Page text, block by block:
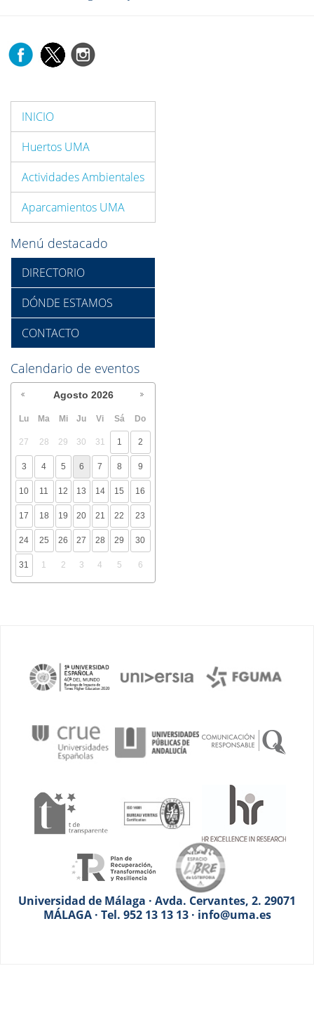
INICIO
Huertos UMA
Actividades Ambientales
Aparcamientos UMA
Menú destacado
DIRECTORIO
DÓNDE ESTAMOS
CONTACTO
Calendario de eventos
Agosto 2026
Lu Ma Mi Ju Vi Sá Do
27 28 29 30 31 1 2
3 4 5 6 7 8 9
10 11 12 13 14 15 16
17 18 19 20 21 22 23
24 25 26 27 28 29 30
31 1 2 3 4 5 6
Universidad de Málaga · Avda. Cervantes, 2. 29071
MÁLAGA · Tel. 952 13 13 13 · info@uma.es